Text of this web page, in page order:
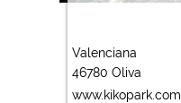
Valenciana
46780 Oliva
www.kikopark.com